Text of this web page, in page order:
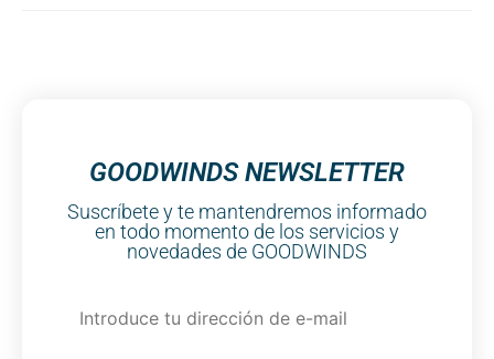
GOODWINDS NEWSLETTER
Suscríbete y te mantendremos informado
en todo momento de los servicios y
novedades de GOODWINDS